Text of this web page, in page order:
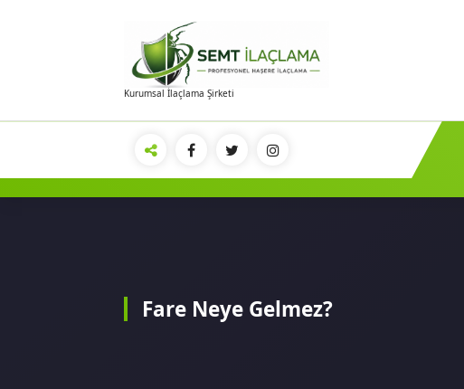
Kurumsal İlaçlama Şirketi
Fare Neye Gelmez?